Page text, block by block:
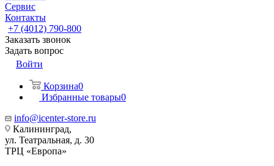
Сервис
Контакты
+7 (4012) 790-800
Заказать звонок
Задать вопрос
Войти
Корзина0
Избранные товары0
info@icenter-store.ru
Калининград,
ул. Театральная, д. 30
ТРЦ «Европа»